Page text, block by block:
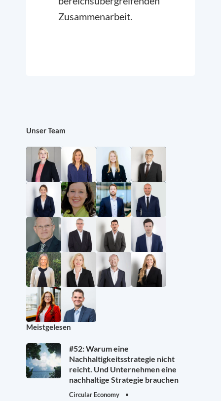
Zusammenarbeit.
Unser Team
Meistgelesen
#52: Warum eine
Nachhaltigkeitsstrategie nicht
reicht. Und Unternehmen eine
nachhaltige Strategie brauchen
Circular Economy